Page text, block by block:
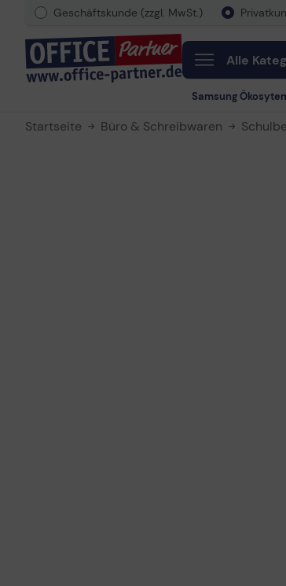
Geschäftskunde (zzgl. MwSt.)
Alle
Samsung
Startseite Büro & Schreibwaren